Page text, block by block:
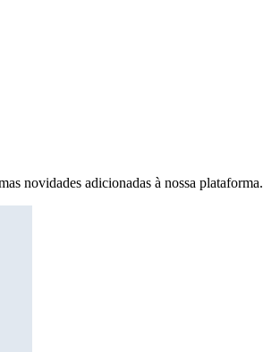
novidades adicionadas à nossa plataforma.